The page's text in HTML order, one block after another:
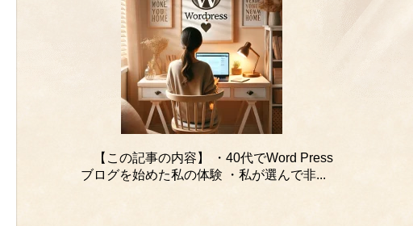
【この記事の内容】 ・40代でWord Press
ブログを始めた私の体験 ・私が選んで非...